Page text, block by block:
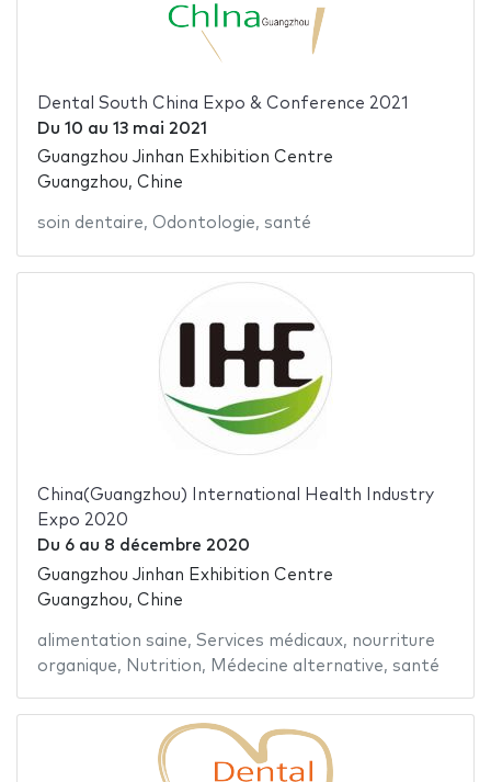
Dental South China Expo & Conference 2021
Du 10 au 13 mai 2021
Guangzhou Jinhan Exhibition Centre
Guangzhou, Chine
soin dentaire, Odontologie, santé
China(Guangzhou) International Health Industry
Expo 2020
Du 6au 8 décembre 2020
Guangzhou Jinhan Exhibition Centre
Guangzhou, Chine
alimentation saine, Services médicaux, nourriture
organique, Nutrition, Médecine alternative, santé